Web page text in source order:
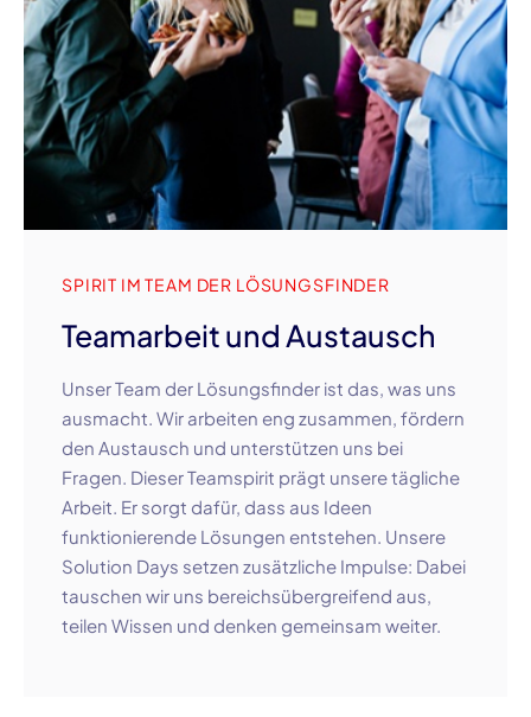
SPIRIT IM TEAM DER LÖSUNGSFINDER
Teamarbeit und Austausch
Unser Team der Lösungsfinder ist das, was uns
ausmacht. Wir arbeiten eng zusammen, fördern
den Austausch und unterstützen uns bei
Fragen. Dieser Teamspirit prägt unsere tägliche
Arbeit. Er sorgt dafür, dass aus Ideen
funktionierende Lösungen entstehen. Unsere
Solution Days setzen zusätzliche Impulse: Dabei
tauschen wir uns bereichsübergreifend aus,
teilen Wissen und denken gemeinsam weiter.